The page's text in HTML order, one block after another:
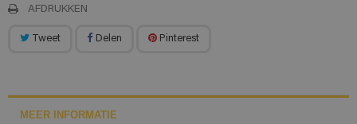
AFDRUKKEN
Tweet Delen Pinterest
MEER INFORMATIE